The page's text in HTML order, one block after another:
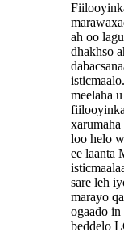
ah oo
dhakhso
meelaha
fiilooyinka
loo helo
ee laanta
sare leh
marayo
ogaado
beddelo